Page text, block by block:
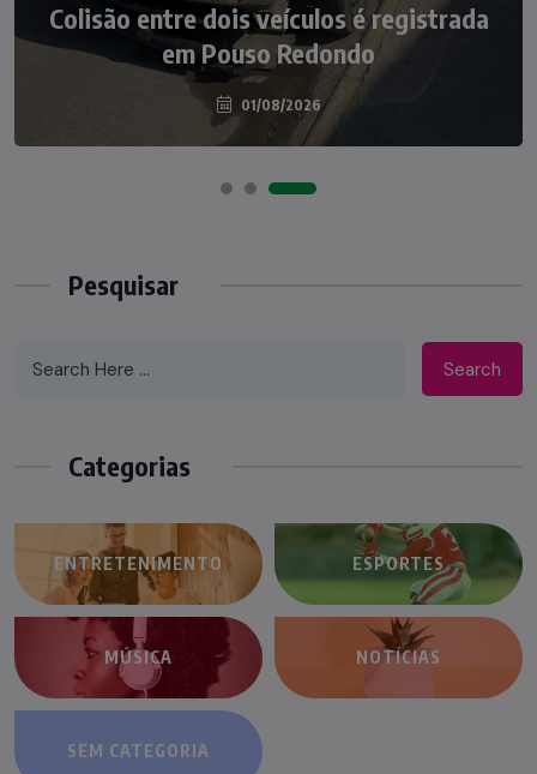
Colisão entre dois veículos é registrada
em Pouso Redondo
01/08/2026
atropelados na BR-470 em Pouso
Redondo
04/08/2026
Pesquisar
Search
Categorias
ENTRETENIMENTO ESPORTES
MÚSICA NOTÍCIAS
SEM CATEGORIA